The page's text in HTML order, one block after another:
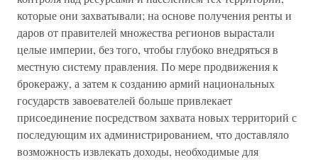
которые они захватывали; на основе получения ренты и
даров от правителей множества регионов вырастали
целые империи, без того, чтобы глубоко внедряться в
местную систему правления. По мере продвижения к
брокеражу, а затем к созданию армий национальных
государств завоевателей больше привлекает
присоединение посредством захвата новых территорий с
последующим их администрированием, что доставляло
возможность извлекать доходы, необходимые для